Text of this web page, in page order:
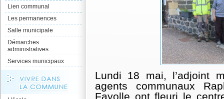
Lien communal
Les permanences
Salle municipale
Démarches
administratives
Services municipaux
Lundi 18 mai, l’adjoint
agents communaux
Fayolle ont fleuri le